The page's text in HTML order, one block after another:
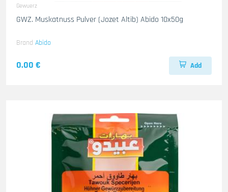
Gewuerz
GWZ. Muskatnuss Pulver (Jozet Altib) Abido 10x50g
Brand Abido
0.00 € Add